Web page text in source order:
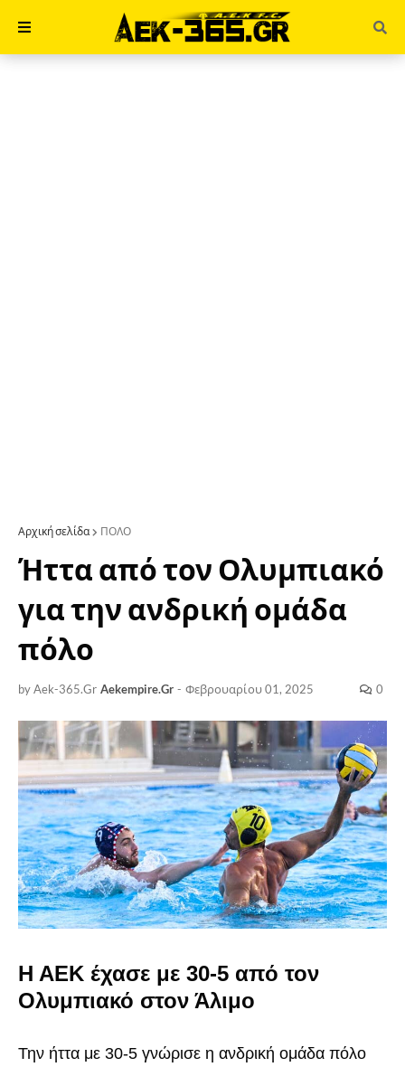
Αρχική σελίδα ΠΟΛΟ
Ήττα από τον Ολυμπιακό
για την ανδρική ομάδα
πόλο
by Aek-365.Gr Aekempire.Gr - Φεβρουαρίου 01, 2025 0
Η ΑΕΚ έχασε με 30-5 από τον
Ολυμπιακό στον Άλιμο
Την ήττα με 30-5 γνώρισε η ανδρική ομάδα πόλο